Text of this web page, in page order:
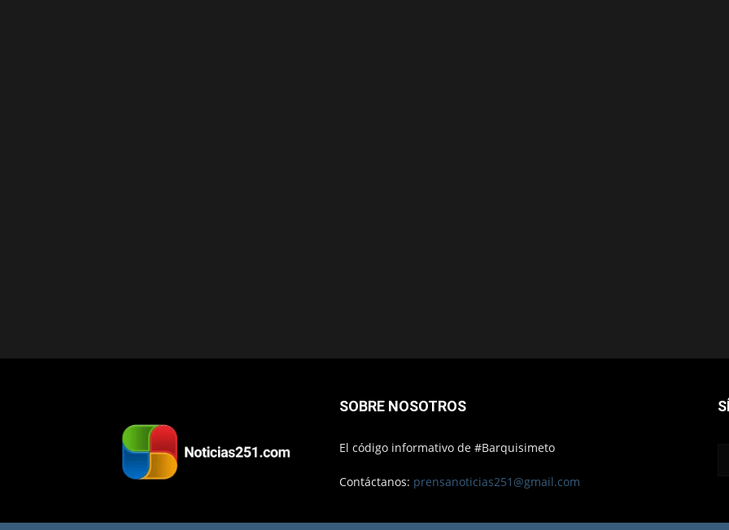
SOBRE NOSOTROS
El código informativo de #Barquisimeto
Contáctanos: prensanoticias251@gmail.com